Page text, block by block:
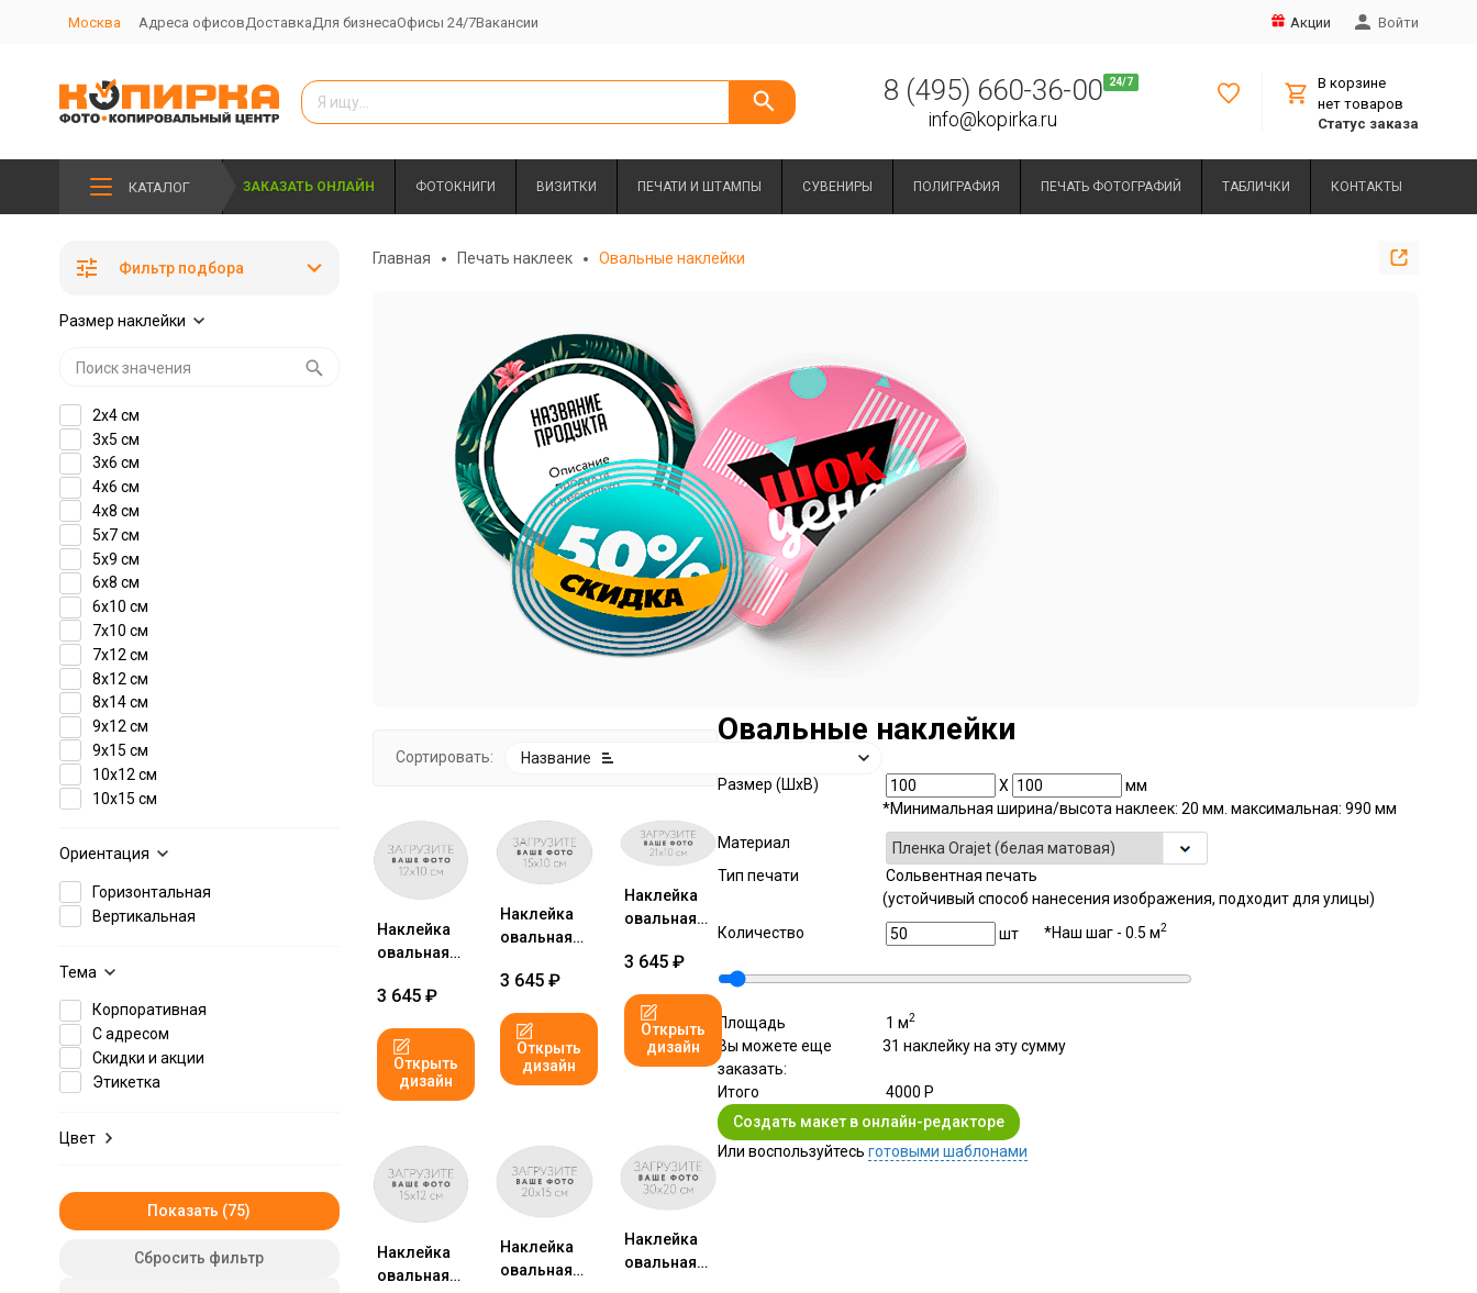
Москва Адреса офисов Доставка Для бизнесаОфисы 24/7Вакансии Акции Войти
8 (495) 660-36-00
info@kopirka.ru
В корзине
нет товаров
Статус заказа
КАТАЛОГ ЗАКАЗАТЬ ОНЛАЙН ФОТОКНИГИ ВИЗИТКИ ПЕЧАТИ И ШТАМПЫ СУВЕНИРЫ ПОЛИГРАФИЯ ПЕЧАТЬ ФОТОГРАФИЙ ТАБЛИЧКИ КОНТАКТЫ
Главная Печать наклеек Овальные наклейки
Овальные наклейки
Размер (ШхВ) X
мм
*Минимальная ширина/высота наклеек: 20 мм. максимальная: 990 мм
Материал
Тип печати
Cольвентная печать
(устойчивый способ нанесения изображения, подходит для улицы)
Количество
шт *Наш шаг - 0.5 м2
Площадь 1 м2
Вы можете еще
заказать:
31 наклейкуна эту сумму
Итого 4000 Р
Или воспользуйтесь готовыми шаблонами
Сортировать: Название
Наклейка
овальная
№1
3 645 ₽
Открыть
дизайн
Наклейка
овальная
№1
3 645 ₽
Открыть
дизайн
Наклейка
овальная
№1
3 645 ₽
Открыть
дизайн
Наклейка
овальная
Наклейка
овальная
Наклейка
овальная
Фильтр подбора
Размер наклейки
2x4 см
3x5 см
3x6 см
4x6 см
4x8 см
5x7 см
5x9 см
6x8 см
6x10 см
7x10 см
7x12 см
8x12 см
8x14 см
9x12 см
9x15 см
10x12 см
10x15 см
20x30 см
Ориентация
Горизонтальная
Вертикальная
Тема
Корпоративная
С адресом
Скидки и акции
Этикетка
Цвет
Показать
Сбросить фильтр